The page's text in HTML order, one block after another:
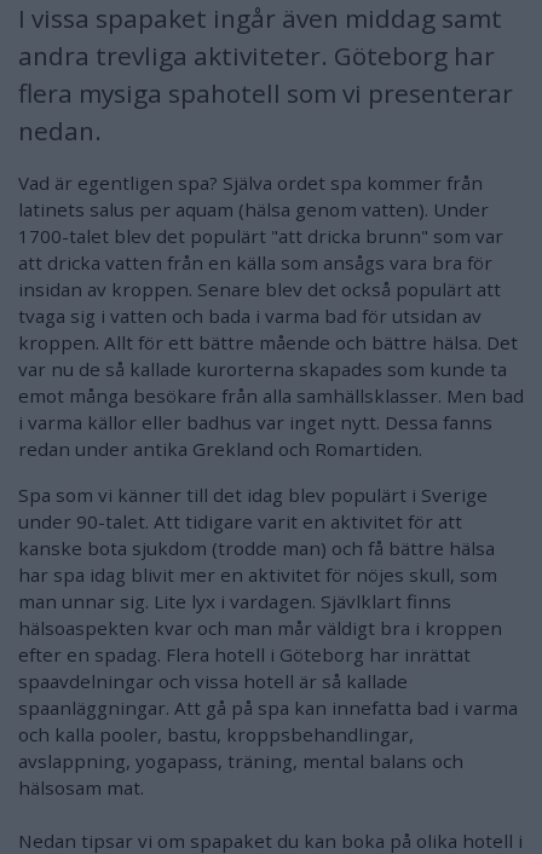
I vissa spapaket ingår även middag samt
andra trevliga aktiviteter. Göteborg har
flera mysiga spahotell som vi presenterar
nedan.
Vad är egentligen spa? Själva ordet spa kommer från
latinets salus per aquam (hälsa genom vatten). Under
1700-talet blev det populärt "att dricka brunn" som var
att dricka vatten från en källa som ansågs vara bra för
insidan av kroppen. Senare blev det också populärt att
tvaga sig i vatten och bada i varma bad för utsidan av
kroppen. Allt för ett bättre mående och bättre hälsa. Det
var nu de så kallade kurorterna skapades som kunde ta
emot många besökare från alla samhällsklasser. Men bad
i varma källor eller badhus var inget nytt. Dessa fanns
redan under antika Grekland och Romartiden.
Spa som vi känner till det idag blev populärt i Sverige
under 90-talet. Att tidigare varit en aktivitet för att
kanske bota sjukdom (trodde man) och få bättre hälsa
har spa idag blivit mer en aktivitet för nöjes skull, som
man unnar sig. Lite lyx i vardagen. Sjävlklart finns
hälsoaspekten kvar och man mår väldigt bra i kroppen
efter en spadag. Flera hotell i Göteborg har inrättat
spaavdelningar och vissa hotell är så kallade
spaanläggningar. Att gå på spa kan innefatta bad i varma
och kalla pooler, bastu, kroppsbehandlingar,
avslappning, yogapass, träning, mental balans och
hälsosam mat.
Nedan tipsar vi om spapaket du kan boka på olika hotell i